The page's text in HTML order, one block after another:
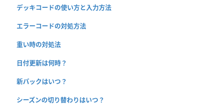
デッキコードの使い方と入力方法
エラーコードの対処方法
重い時の対処法
日付更新は何時？
新パックはいつ？
シーズンの切り替わりはいつ？